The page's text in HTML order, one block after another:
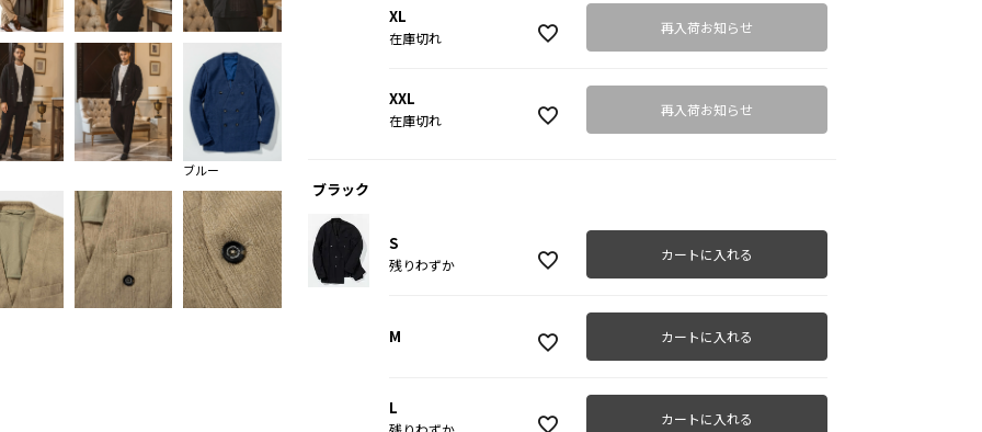
ブルー
XL
在庫切れ
再入荷お知らせ
XXL
在庫切れ
再入荷お知らせ
ブラック
S
残りわずか
カートに入れる
M カートに入れる
L カートに入れる